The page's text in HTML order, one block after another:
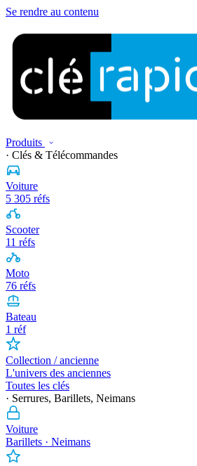
Se rendre au contenu
Produits
· Clés & Télécommandes
Voiture
5 305 réfs
Scooter
11 réfs
Moto
76 réfs
Bateau
1 réf
Collection / ancienne
L'univers des anciennes
Toutes les clés
· Serrures, Barillets, Neimans
Voiture
Barillets · Neimans